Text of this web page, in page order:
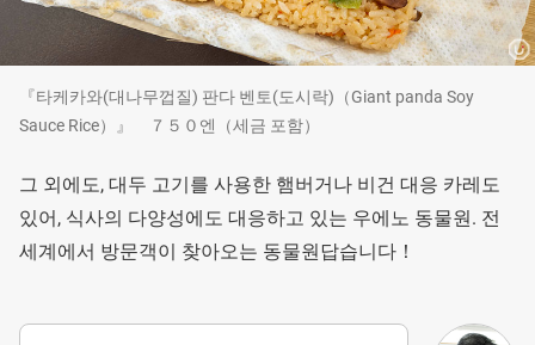
『타케카와(대나무껍질) 판다 벤토(도시락)（Giant panda Soy
Sauce Rice）』 ７５０엔（세금 포함）
그 외에도, 대두 고기를 사용한 햄버거나 비건 대응 카레도
있어, 식사의 다양성에도 대응하고 있는 우에노 동물원. 전
세계에서 방문객이 찾아오는 동물원답습니다！